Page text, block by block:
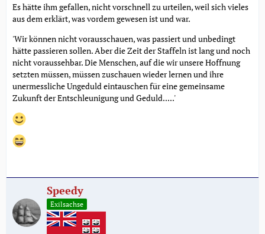
Es hätte ihm gefallen, nicht vorschnell zu urteilen, weil sich vieles
aus dem erklärt, was vordem gewesen ist und war.
'Wir können nicht vorausschauen, was passiert und unbedingt
hätte passieren sollen. Aber die Zeit der Staffeln ist lang und noch
nicht voraussehbar. Die Menschen, auf die wir unsere Hoffnung
setzten müssen, müssen zuschauen wieder lernen und ihre
unermessliche Ungeduld eintauschen für eine gemeinsame
Zukunft der Entschleunigung und Geduld.....'
Speedy
Exilsachse